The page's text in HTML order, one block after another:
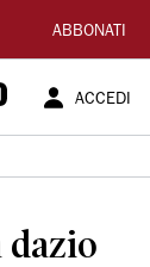
ABBONATI
ACCEDI
dazio